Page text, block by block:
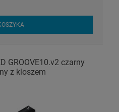
GROOVE10.v2 czarny
z kloszem